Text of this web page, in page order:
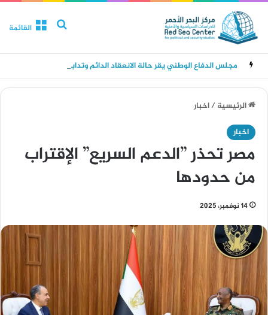
القائمةبحث عن
الرئيسية/اخبار
اخبار
مصر تحذر ”الدعم السريع” الإقتراب
من حدودها
14 نوفمبر، 2025